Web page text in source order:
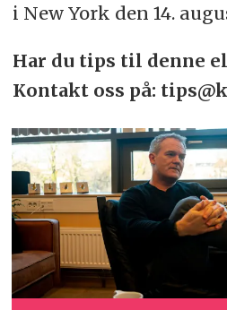
i New York den 14.
Har du tips til denne
Kontakt oss på: